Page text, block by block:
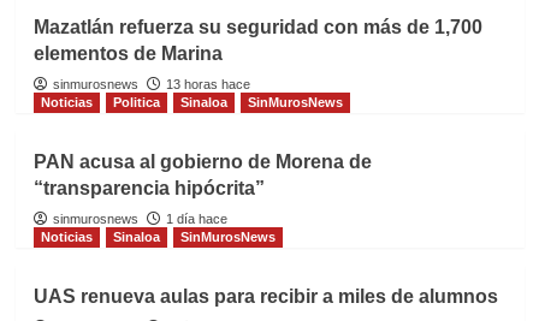
Mazatlán refuerza su seguridad con más de 1,700
elementos de Marina
sinmurosnews
13 horas hace
Noticias
Politica Sinaloa SinMurosNews
PAN acusa al gobierno de Morena de
“transparencia hipócrita”
sinmurosnews
1 día hace
Noticias
Sinaloa SinMurosNews
UAS renueva aulas para recibir a miles de alumnos